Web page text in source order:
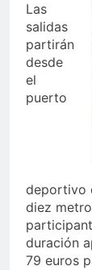
Las
salidas
partirán
desde
el
puerto
deportivo
diez
duración
79 euros